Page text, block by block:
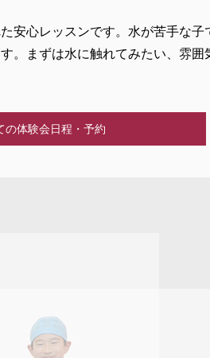
安心レッスンです。水が苦手な子
。まずは水に触れてみたい、雰囲
の体験会日程・予約